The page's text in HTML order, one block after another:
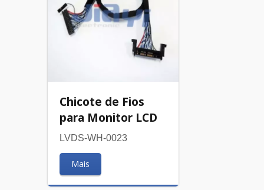
Chicote de Fios
para Monitor LCD
LVDS-WH-0023
Mais